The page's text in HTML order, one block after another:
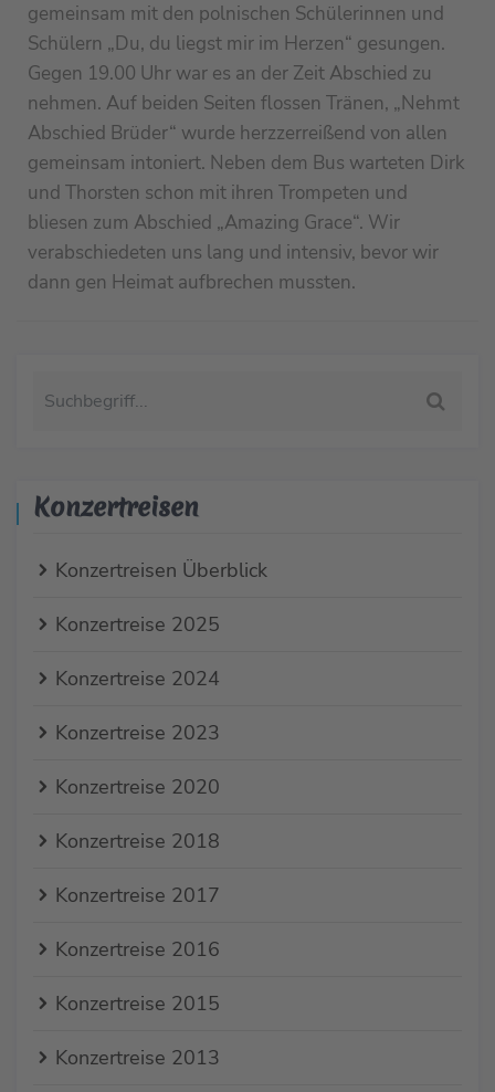
gemeinsam mit den polnischen Schülerinnen und
Schülern „Du, du liegst mir im Herzen“ gesungen.
Gegen 19.00 Uhr war es an der Zeit Abschied zu
nehmen. Auf beiden Seiten flossen Tränen, „Nehmt
Abschied Brüder“ wurde herzzerreißend von allen
gemeinsam intoniert. Neben dem Bus warteten Dirk
und Thorsten schon mit ihren Trompeten und
bliesen zum Abschied „Amazing Grace“. Wir
verabschiedeten uns lang und intensiv, bevor wir
dann gen Heimat aufbrechen mussten.
Konzertreisen
Konzertreisen Überblick
Konzertreise 2025
Konzertreise 2024
Konzertreise 2023
Konzertreise 2020
Konzertreise 2018
Konzertreise 2017
Konzertreise 2016
Konzertreise 2015
Konzertreise 2013